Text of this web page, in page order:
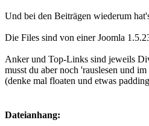
Und bei den Beiträgen wiederum
Die Files sind von einer Joomla
Anker und Top-Links sind jeweils
musst du aber noch 'rauslesen und
(denke mal floaten und etwas
Dateianhang: